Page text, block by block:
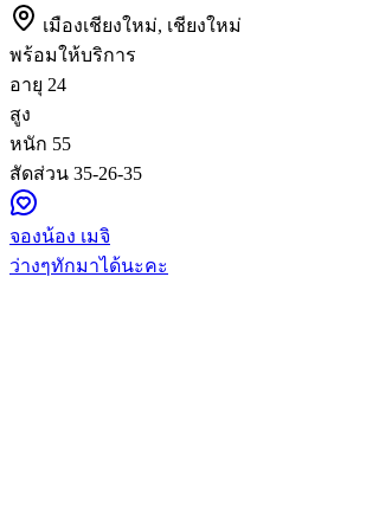
เมืองเชียงใหม่, เชียงใหม่
พร้อมให้บริการ
อายุ 24
สูง
หนัก 55
สัดส่วน 35-26-35
จองน้อง เมจิ
ว่างๆทักมาได้นะคะ